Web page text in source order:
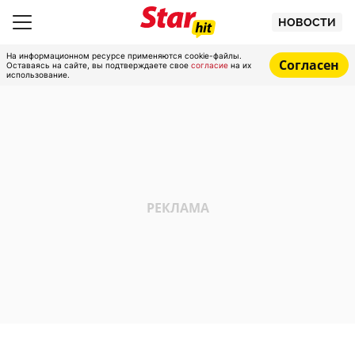
НОВОСТИ
На информационном ресурсе применяются cookie-файлы.
Оставаясь на сайте, вы подтверждаете свое согласие на их
использование.
Согласен